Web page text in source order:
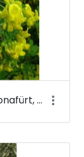
Hippocrepis emerus - Bokros koronafürt, zöldvesszős tisztescserje (virága) - Budai Arborétum